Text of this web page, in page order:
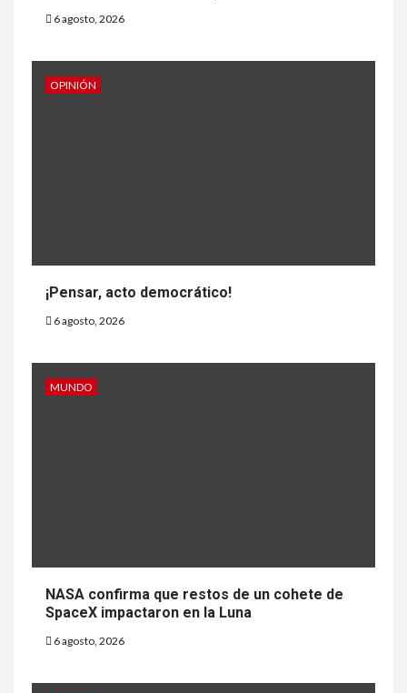
6 agosto, 2026
OPINIÓN
¡Pensar, acto democrático!
6 agosto, 2026
MUNDO
NASA confirma que restos de un cohete de
SpaceX impactaron en la Luna
6 agosto, 2026